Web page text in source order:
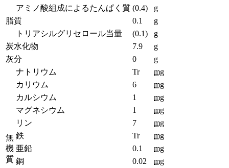
アミノ酸組成によるたんぱく質 (0.4)
g
脂質
0.1
g
トリアシルグリセロール当量
(0.1)
g
炭水化物
7.9
g
灰分
0 g
無
機
質
ナトリウム Tr
mg
カリウム
6
mg
カルシウム
1
mg
マグネシウム
1
mg
リン
7
mg
鉄
Tr
mg
亜鉛
0.1
mg
銅
0.02
mg